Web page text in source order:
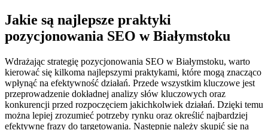
Jakie są najlepsze praktyki
pozycjonowania SEO w Białymstoku
Wdrażając strategię pozycjonowania SEO w Białymstoku, warto
kierować się kilkoma najlepszymi praktykami, które mogą znacząco
wpłynąć na efektywność działań. Przede wszystkim kluczowe jest
przeprowadzenie dokładnej analizy słów kluczowych oraz
konkurencji przed rozpoczęciem jakichkolwiek działań. Dzięki temu
można lepiej zrozumieć potrzeby rynku oraz określić najbardziej
efektywne frazy do targetowania. Następnie należy skupić się na